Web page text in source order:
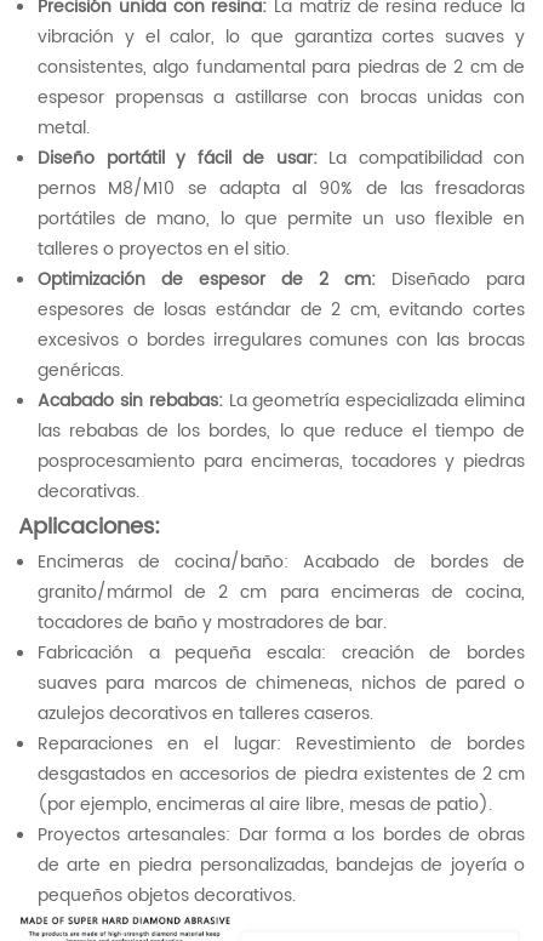
Precisión unida con resina: La matriz de resina reduce la
vibración y el calor, lo que garantiza cortes suaves y
consistentes, algo fundamental para piedras de 2 cm de
espesor propensas a astillarse con brocas unidas con
metal.
Diseño portátil y fácil de usar: La compatibilidad con
pernos M8/M10 se adapta al 90% de las fresadoras
portátiles de mano, lo que permite un uso flexible en
talleres o proyectos en el sitio.
Optimización de espesor de 2 cm: Diseñado para
espesores de losas estándar de 2 cm, evitando cortes
excesivos o bordes irregulares comunes con las brocas
genéricas.
Acabado sin rebabas: La geometría especializada elimina
las rebabas de los bordes, lo que reduce el tiempo de
posprocesamiento para encimeras, tocadores y piedras
decorativas.
Aplicaciones:
Encimeras de cocina/baño: Acabado de bordes de
granito/mármol de 2 cm para encimeras de cocina,
tocadores de baño y mostradores de bar.
Fabricación a pequeña escala: creación de bordes
suaves para marcos de chimeneas, nichos de pared o
azulejos decorativos en talleres caseros.
Reparaciones en el lugar: Revestimiento de bordes
desgastados en accesorios de piedra existentes de 2 cm
(por ejemplo, encimeras al aire libre, mesas de patio).
Proyectos artesanales: Dar forma a los bordes de obras
de arte en piedra personalizadas, bandejas de joyería o
pequeños objetos decorativos.